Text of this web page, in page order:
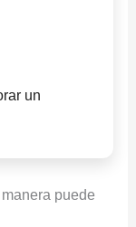
un
puede